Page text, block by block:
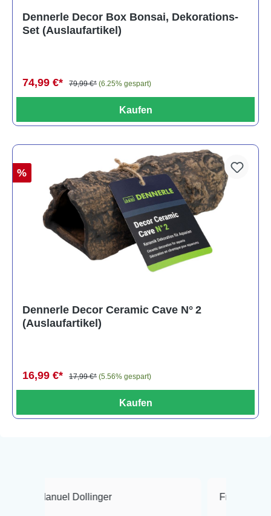
Dennerle Decor Box Bonsai, Dekorations-
Set (Auslaufartikel)
74,99 €* 79,99 €* (6.25% gespart)
Kaufen
%
Dennerle Decor Ceramic Cave N° 2
(Auslaufartikel)
16,99 €* 17,99 €* (5.56% gespart)
Kaufen
Dollinger Frank Hackmayer